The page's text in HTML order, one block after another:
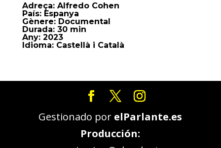
Adreça:Alfredo Cohen
País:Espanya
Gènere:Documental
Durada:30 min
Any:2023
Idioma:Castellà i Català
Gestionado por elParlante.es
Producción: